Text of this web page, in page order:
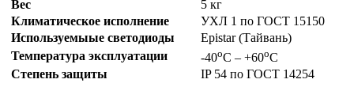
Вес
5 кг
Климатическое исполнение
УХЛ 1 по ГОСТ 15150
Используемыые светодиоды
Epistar (Тайвань)
Температура эксплуатации
-40оС – +60оС
Степень защиты
IP 54 по ГОСТ 14254